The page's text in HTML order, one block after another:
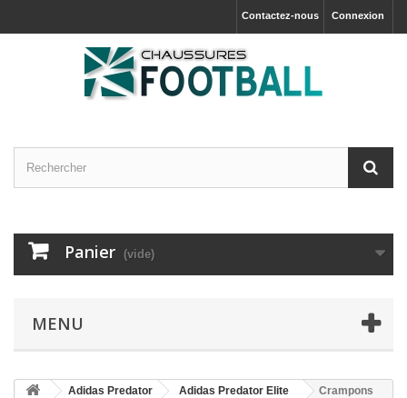
Connexion
Contactez-nous
Panier (vide)
MENU
Adidas Predator Adidas Predator Elite
Crampons